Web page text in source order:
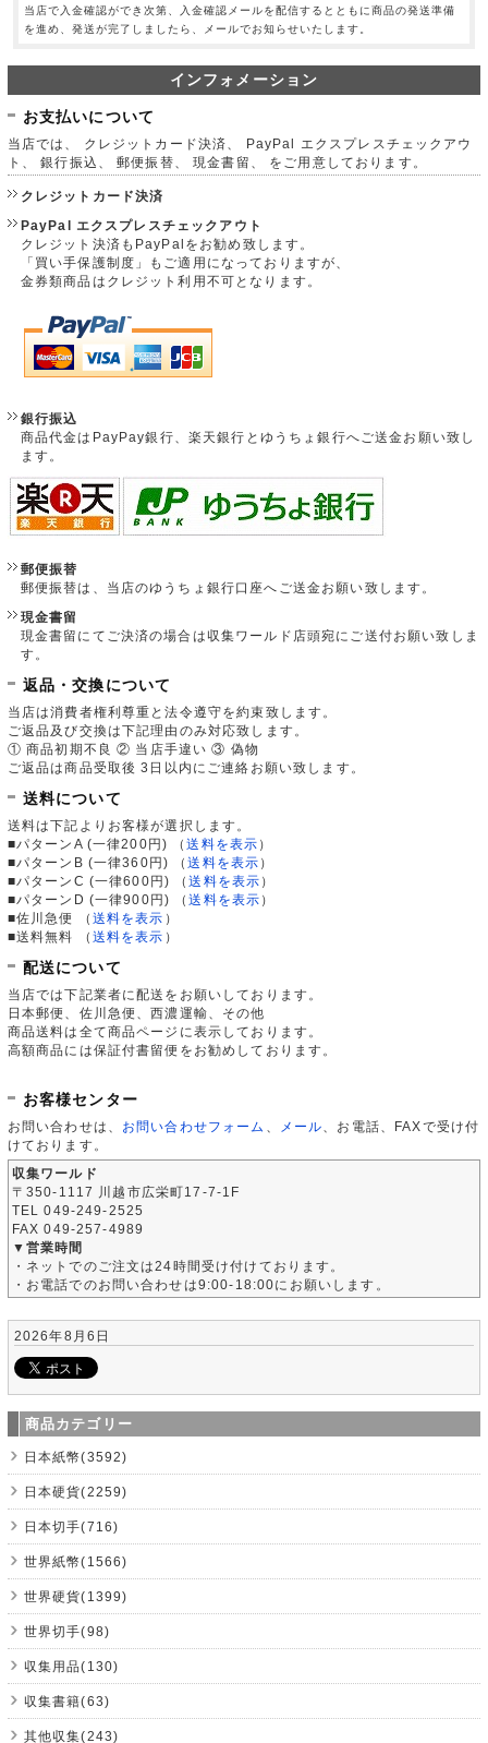
当店で入金確認ができ次第、入金確認メールを配信するとともに商品の発送準備
を進め、発送が完了しましたら、メールでお知らせいたします。
インフォメーション
お支払いについて
当店では、 クレジットカード決済、 PayPal エクスプレスチェックアウ
ト、 銀行振込、 郵便振替、 現金書留、 をご用意しております。
クレジットカード決済
PayPal エクスプレスチェックアウト
クレジット決済もPayPalをお勧め致します。
「買い手保護制度」もご適用になっておりますが、
金券類商品はクレジット利用不可となります。
銀行振込
商品代金はPayPay銀行、楽天銀行とゆうちょ銀行へご送金お願い致し
ます。
郵便振替
郵便振替は、当店のゆうちょ銀行口座へご送金お願い致します。
現金書留
現金書留にてご決済の場合は収集ワールド店頭宛にご送付お願い致しま
す。
返品・交換について
当店は消費者権利尊重と法令遵守を約束致します。
ご返品及び交換は下記理由のみ対応致します。
① 商品初期不良 ② 当店手違い ③ 偽物
ご返品は商品受取後 3日以内にご連絡お願い致します。
送料について
送料は下記よりお客様が選択します。
■パターンA (一律200円)
（送料を表示 ）
■パターンB (一律360円)
（送料を表示 ）
■パターンC (一律600円)
（送料を表示 ）
■パターンD (一律900円)
（送料を表示 ）
■佐川急便
（ 送料を表示 ）
■送料無料
（ 送料を表示 ）
配送について
当店では下記業者に配送をお願いしております。
日本郵便、佐川急便、西濃運輸、その他
商品送料は全て商品ページに表示しております。
高額商品には保証付書留便をお勧めしております。
お客様センター
お問い合わせは、 お問い合わせフォーム メール 、お電話、FAXで受け付
けております。
収集ワールド
〒350-1117 川越市広栄町17-7-1F
TEL 049-249-2525
FAX 049-257-4989
▼営業時間
・ネットでのご注文は24時間受け付けております。
・お電話でのお問い合わせは9:00-18:00にお願いします。
2026年8月6日
商品カテゴリー
日本紙幣(3592)
日本硬貨(2259)
日本切手(716)
世界紙幣(1566)
世界硬貨(1399)
世界切手(98)
収集用品(130)
収集書籍(63)
其他収集(243)